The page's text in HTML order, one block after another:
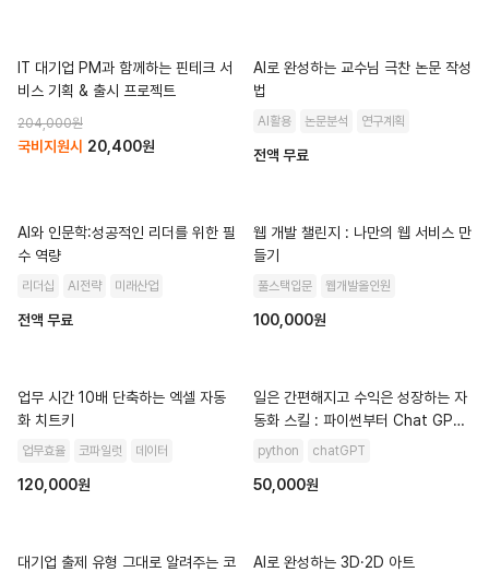
IT 대기업 PM과 함께하는 핀테크 서
비스 기획 & 출시 프로젝트
204,000원
국비지원시 20,400원
AI로 완성하는 교수님 극찬 논문 작성
법
AI활용 논문분석 연구계획
전액 무료
AI와 인문학:성공적인 리더를 위한 필
수 역량
리더십 AI전략 미래산업
전액 무료
웹 개발 챌린지 : 나만의 웹 서비스 만
들기
풀스택입문 웹개발올인원
100,000원
업무 시간 10배 단축하는 엑셀 자동
화 치트키
업무효율 코파일럿 데이터
120,000원
일은 간편해지고 수익은 성장하는 자
동화 스킬 : 파이썬부터 Chat GPT
까지
python chatGPT
50,000원
대기업 출제 유형 그대로 알려주는 코
AI로 완성하는 3D·2D 아트